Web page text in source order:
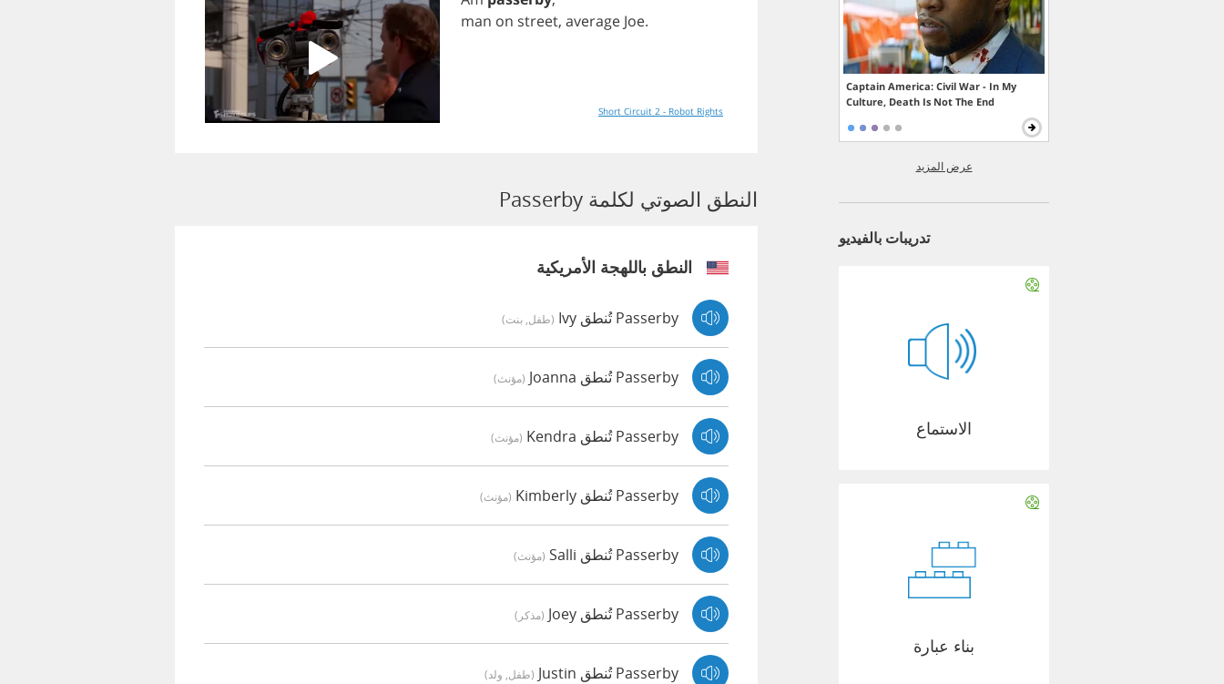
man on street, average Joe.
Short Circuit 2 - Robot Rights
النطق الصوتي لكلمة Passerby
النطق باللهجة الأمريكية
Passerby تُنطق Ivy (طفل, بنت)
Passerby تُنطق Joanna (مؤنث)
Passerby تُنطق Kendra (مؤنث)
Passerby تُنطق Kimberly (مؤنث)
Passerby تُنطق Salli (مؤنث)
Passerby تُنطق Joey (مذكر)
Passerby تُنطق Justin (طفل, ولد)
Captain America: Civil War - In My
Culture, Death Is Not The End
عرض المزيد
تدريبات بالفيديو
الاستماع
بناء عبارة